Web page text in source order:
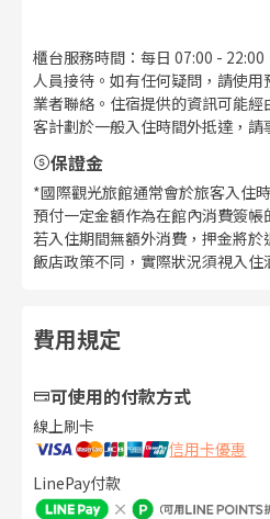
櫃台服務時間：每日 07:00 -
人員接待。如有任何疑問，請使
業者聯絡。住宿提供的資訊可能
客計劃於一般入住時間外抵達，請
保證金
*國際觀光旅館通常會於旅客入住
預付一定金額作為在館內消費簽帳
若入住期間無額外消費，押金將
飯店政策不同，實際狀況須視入住
費用規定
可使用的付款方式
線上刷卡
信用卡優惠
LinePay付款